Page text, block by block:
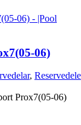
06)
, Reservedele
Prox7(05-06)